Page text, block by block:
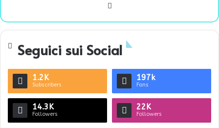
te
Seguici sui Social
1.2K
Subscribers
197k
Fans
14.3K
Followers
22K
Followers